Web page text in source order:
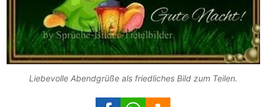
Liebevolle Abendgrüße als friedliches Bild zum Teilen.